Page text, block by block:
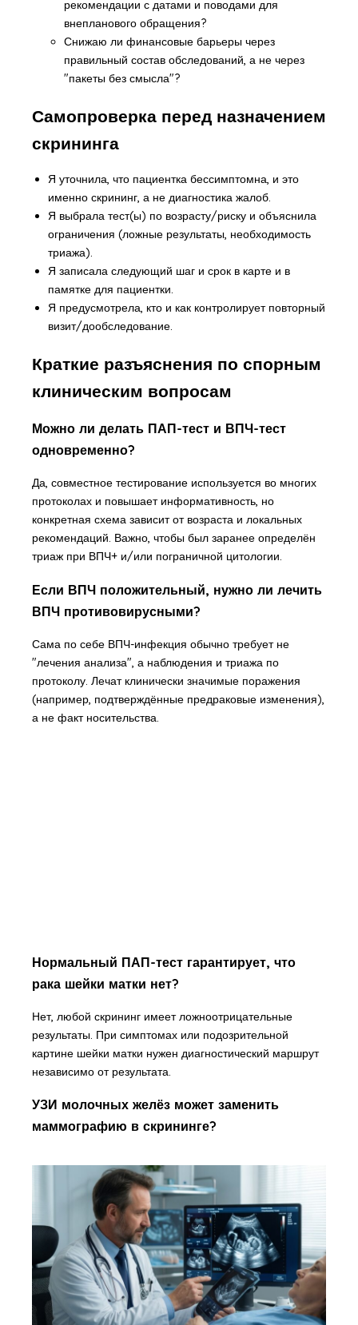
рекомендации с датами и поводами для
внепланового обращения?
Снижаю ли финансовые барьеры через
правильный состав обследований, а не через
"пакеты без смысла"?
Самопроверка перед назначением
скрининга
Я уточнила, что пациентка бессимптомна, и это
именно скрининг, а не диагностика жалоб.
Я выбрала тест(ы) по возрасту/риску и объяснила
ограничения (ложные результаты, необходимость
триажа).
Я записала следующий шаг и срок в карте и в
памятке для пациентки.
Я предусмотрела, кто и как контролирует повторный
визит/дообследование.
Краткие разъяснения по спорным
клиническим вопросам
Можно ли делать ПАП-тест и ВПЧ-тест
одновременно?
Да, совместное тестирование используется во многих
протоколах и повышает информативность, но
конкретная схема зависит от возраста и локальных
рекомендаций. Важно, чтобы был заранее определён
триаж при ВПЧ+ и/или пограничной цитологии.
Если ВПЧ положительный, нужно ли лечить
ВПЧ противовирусными?
Сама по себе ВПЧ-инфекция обычно требует не
"лечения анализа", а наблюдения и триажа по
протоколу. Лечат клинически значимые поражения
(например, подтверждённые предраковые изменения),
а не факт носительства.
Нормальный ПАП-тест гарантирует, что
рака шейки матки нет?
Нет, любой скрининг имеет ложноотрицательные
результаты. При симптомах или подозрительной
картине шейки матки нужен диагностический маршрут
независимо от результата.
УЗИ молочных желёз может заменить
маммографию в скрининге?